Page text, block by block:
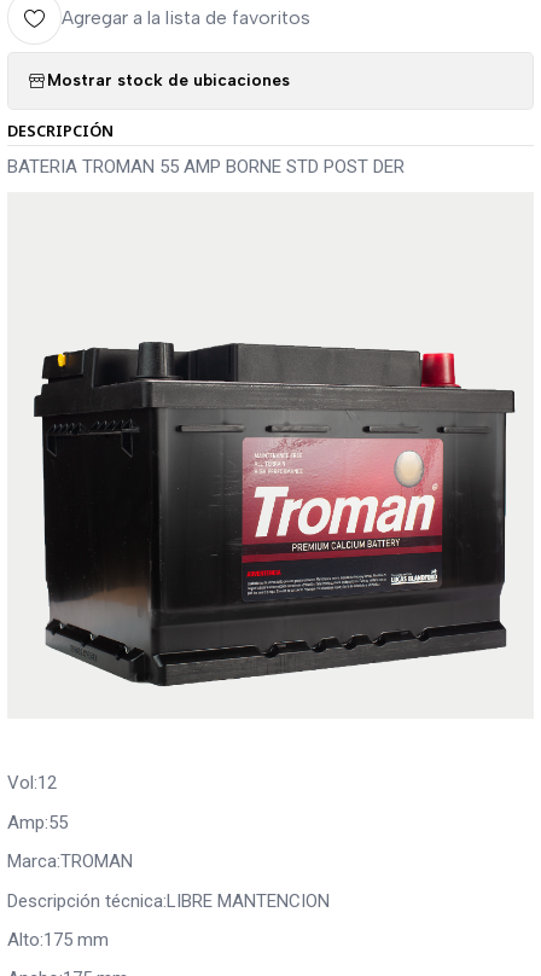
Agregar a la lista de favoritos
Mostrar stock de ubicaciones
DESCRIPCIÓN
BATERIA TROMAN 55 AMP BORNE STD POST DER
Vol:12
Amp:55
Marca:TROMAN
Descripción técnica:LIBRE MANTENCION
Alto:175 mm